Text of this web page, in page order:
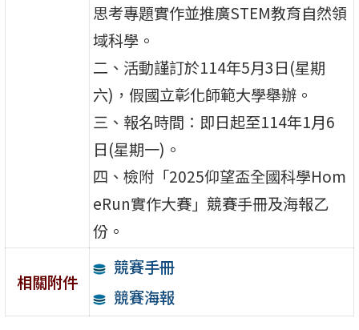
思考專題實作並推廣STEM教育自然領
域科學。
二、活動謹訂於114年5月3日(星期
六)，假國立彰化師範大學舉辦。
三、報名時間：即日起至114年1月6
日(星期一)。
四、檢附「2025仰望盃全國科學Hom
eRun實作大賽」競賽手冊及海報乙
份。
相關附件
競賽手冊
競賽海報